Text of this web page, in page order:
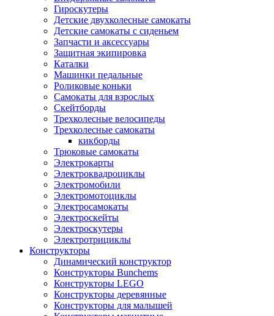
Гироскутеры
Детские двухколесные самокаты
Детские самокаты с сиденьем
Запчасти и аксессуары
Защитная экипировка
Каталки
Машинки педальные
Роликовые коньки
Самокаты для взрослых
Скейтборды
Трехколесные велосипеды
Трехколесные самокаты
кикборды
Трюковые самокаты
Электрокарты
Электроквадроциклы
Электромобили
Электромотоциклы
Электросамокаты
Электроскейты
Электроскутеры
Электротрициклы
Конструкторы
Динамический конструктор
Конструкторы Bunchems
Конструкторы LEGO
Конструкторы деревянные
Конструкторы для малышей